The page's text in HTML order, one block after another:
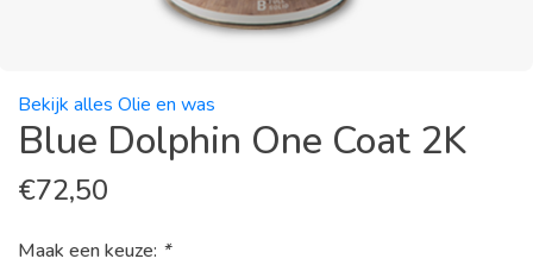
Bekijk alles Olie en was
Blue Dolphin One Coat 2K
€72,50
Maak een keuze: *